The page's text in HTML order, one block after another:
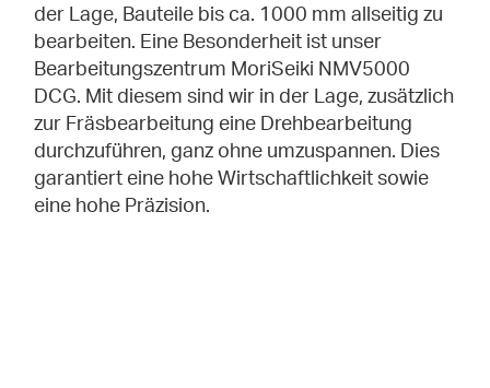
der Lage, Bauteile bis ca. 1000 mm allseitig zu
bearbeiten. Eine Besonderheit ist unser
Bearbeitungszentrum MoriSeiki NMV5000
DCG. Mit diesem sind wir in der Lage, zusätzlich
zur Fräsbearbeitung eine Drehbearbeitung
durchzuführen, ganz ohne umzuspannen. Dies
garantiert eine hohe Wirtschaftlichkeit sowie
eine hohe Präzision.